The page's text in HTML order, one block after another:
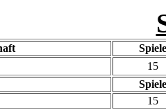
Spiele
15
Spiele
15